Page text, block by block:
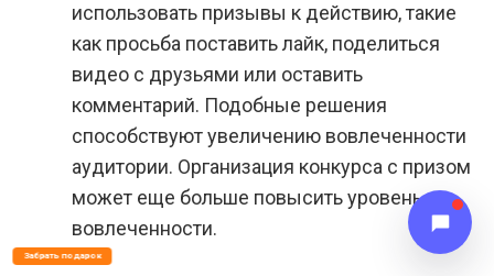
использовать призывы к действию, такие
как просьба поставить лайк, поделиться
видео с друзьями или оставить
комментарий. Подобные решения
способствуют увеличению вовлеченности
аудитории. Организация конкурса с призом
может еще больше повысить уровень
вовлеченности.
Забрать подарок